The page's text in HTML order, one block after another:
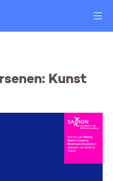
Kunst
Een les van Randy
Markx (Creative
Business-Student) in
opdracht van Beeld &
Geluid.